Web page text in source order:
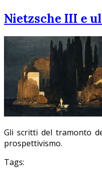
Nietzsche III e
Gli scritti del tramonto
prospettivismo.
Tags: